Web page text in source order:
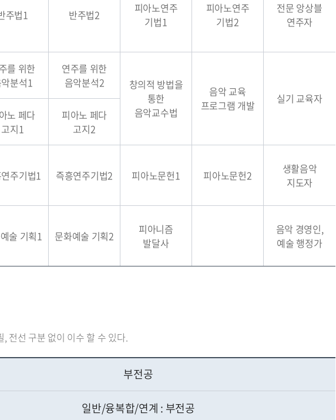
주법1 반주법2
피아노연주
기법1
피아노연주
기법2
전문 앙상블
연주자
를 위한
분석1
연주를 위한
음악분석2
창의적 방법을
통한
음악교수법
음악 교육
프로그램 개발
실기 교육자
노 페다
고지1
피아노 페다
고지2
주기법1 즉흥연주기법2 피아노문헌1 피아노문헌2
생활음악
지도자
술 기획1 문화예술 기획2
피아니즘
발달사
음악 경영인,
예술 행정가
전선 구분 없이 이수 할 수 있다.
부전공
일반/융복합/연계 : 부전공